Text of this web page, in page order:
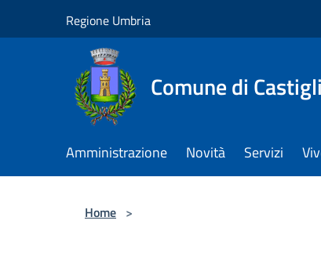
Regione Umbria
Comune di
Amministrazione Novità Servizi
Home >